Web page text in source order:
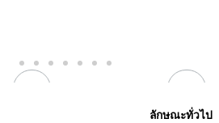
ลักษณะทั่วไป